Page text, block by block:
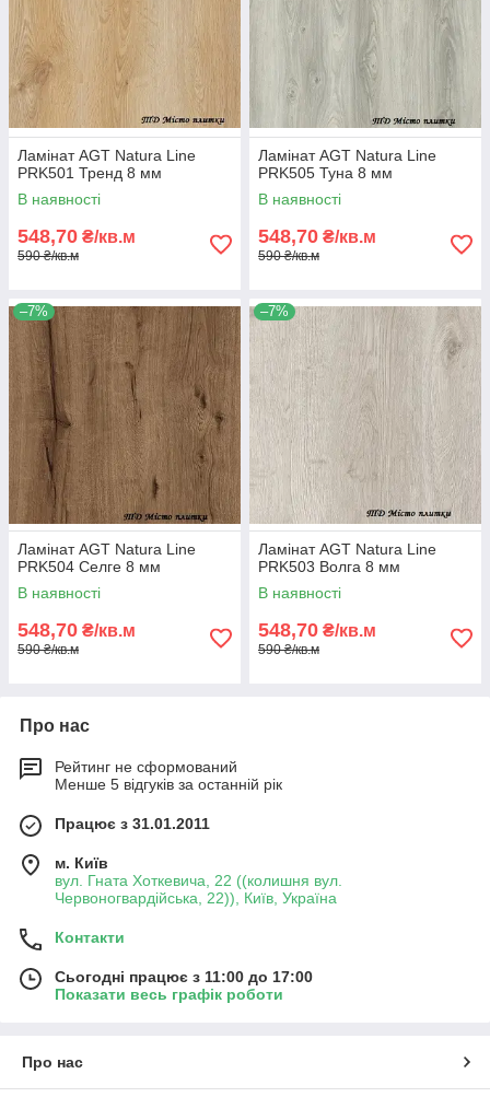
Ламінат AGT Natura Line
PRK501 Тренд 8 мм
В наявності
548,70 ₴/кв.м
590 ₴/кв.м
Ламінат AGT Natura Line
PRK505 Туна 8 мм
В наявності
548,70 ₴/кв.м
590 ₴/кв.м
–7%
Ламінат AGT Natura Line
PRK504 Селге 8 мм
В наявності
548,70 ₴/кв.м
590 ₴/кв.м
–7%
Ламінат AGT Natura Line
PRK503 Волга 8 мм
В наявності
548,70 ₴/кв.м
590 ₴/кв.м
Про нас
Рейтинг не сформований
Менше 5 відгуків за останній рік
Працює з 31.01.2011
м. Київ
вул. Гната Хоткевича, 22 ((колишня вул.
Червоногвардійська, 22)), Київ, Україна
Контакти
Сьогодні працює з 11:00 до 17:00
Показати весь графік роботи
Про нас